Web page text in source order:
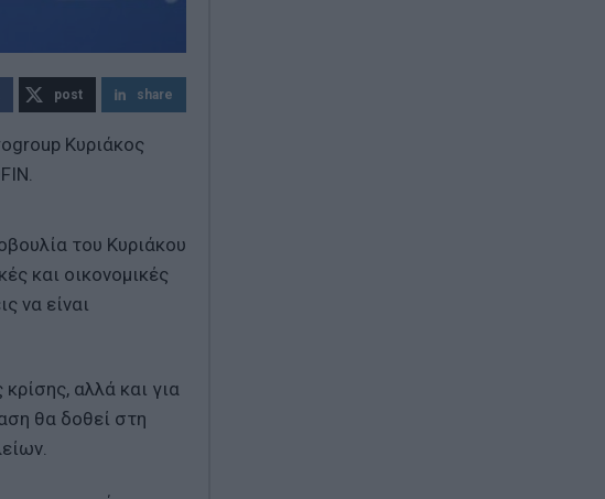
post share
Κυριάκος
του Κυριάκου
και οικονομικές
να είναι
αλλά και για
θα δοθεί στη